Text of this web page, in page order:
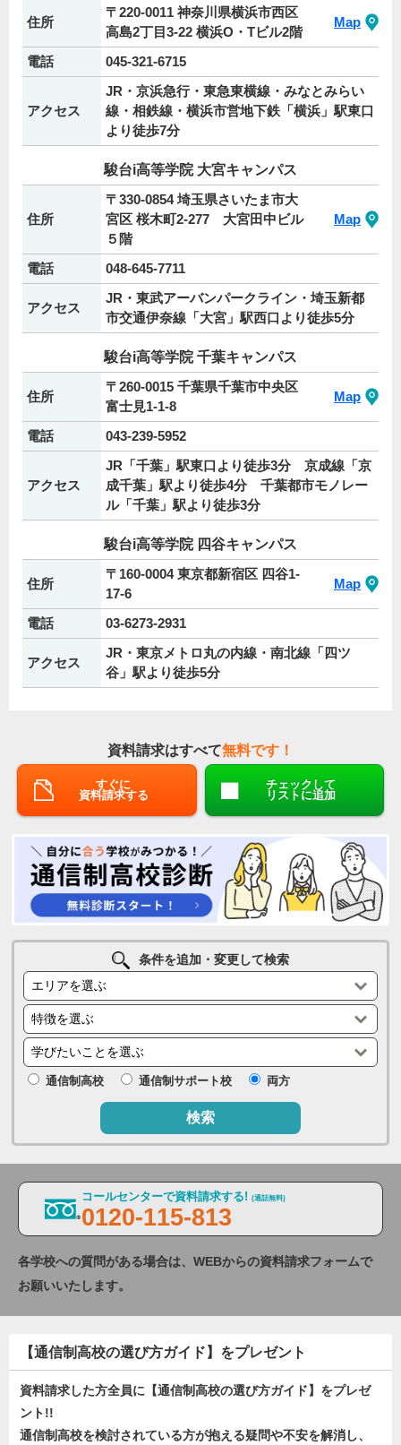
住所
〒220-0011 神奈川県横浜市西区
高島2丁目3-22 横浜O・Tビル2階
Map
電話 045-321-6715
アクセス
JR・京浜急行・東急東横線・みなとみらい
線・相鉄線・横浜市営地下鉄「横浜」駅東口
より徒歩7分
駿台i高等学院 大宮キャンパス
住所
〒330-0854 埼玉県さいたま市大
宮区 桜木町2-277 大宮田中ビル
５階
Map
電話 048-645-7711
アクセス
JR・東武アーバンパークライン・埼玉新都
市交通伊奈線「大宮」駅西口より徒歩5分
駿台i高等学院 千葉キャンパス
住所
〒260-0015 千葉県千葉市中央区
富士見1-1-8
Map
電話 043-239-5952
アクセス
JR「千葉」駅東口より徒歩3分 京成線「京
成千葉」駅より徒歩4分 千葉都市モノレー
ル「千葉」駅より徒歩3分
駿台i高等学院 四谷キャンパス
住所
〒160-0004 東京都新宿区 四谷1-
17-6
Map
電話 03-6273-2931
アクセス
JR・東京メトロ丸の内線・南北線「四ツ
谷」駅より徒歩5分
資料請求はすべて無料です！
すぐに
資料請求する
チェックして
リストに追加
条件を追加・変更して検索
通信制高校 通信制サポート校 両方
検索
コールセンターで資料請求する! (通話無料)
0120-115-813
各学校への質問がある場合は、WEBからの資料請求フォームで
お願いいたします。
【通信制高校の選び方ガイド】をプレゼント
資料請求した方全員に【通信制高校の選び方ガイド】をプレゼ
ント!!
通信制高校を検討されている方が抱える疑問や不安を解消し、